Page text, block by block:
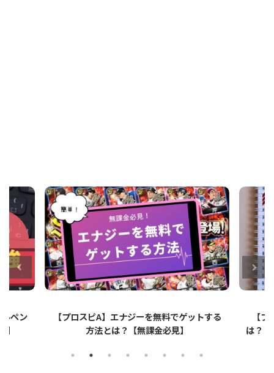
ペン
【プロスピA】エナジーを無料でゲットする
方法とは？【無課金必見】
【
は？